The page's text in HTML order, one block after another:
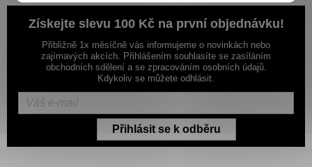
Získejte slevu 100 Kč na první objednávku!
Přibližně 1x měsíčně vás informujeme o novinkách nebo
zajímavých akcích. Přihlášením souhlasíte se zasíláním
obchodních sdělení a se zpracováním osobních údajů.
Kdykoliv se můžete odhlásit.
Přihlásit se k odběru
Z